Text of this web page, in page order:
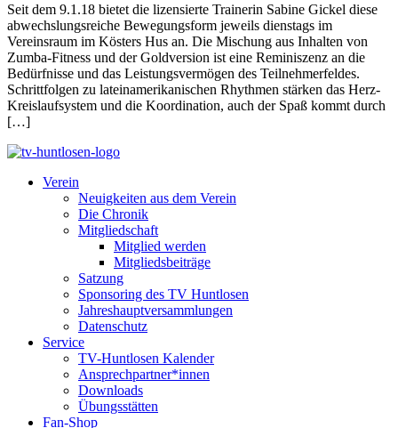
Seit dem 9.1.18 bietet die lizensierte Trainerin Sabine Gickel diese
abwechslungsreiche Bewegungsform jeweils dienstags im
Vereinsraum im Kösters Hus an. Die Mischung aus Inhalten von
Zumba-Fitness und der Goldversion ist eine Reminiszenz an die
Bedürfnisse und das Leistungsvermögen des Teilnehmerfeldes.
Schrittfolgen zu lateinamerikanischen Rhythmen stärken das Herz-
Kreislaufsystem und die Koordination, auch der Spaß kommt durch
[…]
Verein
Neuigkeiten aus dem Verein
Die Chronik
Mitgliedschaft
Mitglied werden
Mitgliedsbeiträge
Satzung
Sponsoring des TV Huntlosen
Jahreshauptversammlungen
Datenschutz
Service
TV-Huntlosen Kalender
Ansprechpartner*innen
Downloads
Übungsstätten
Fan-Shop